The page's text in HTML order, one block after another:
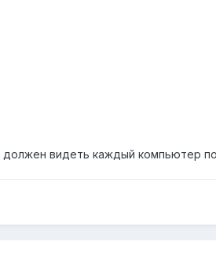
видеть каждый компьютер